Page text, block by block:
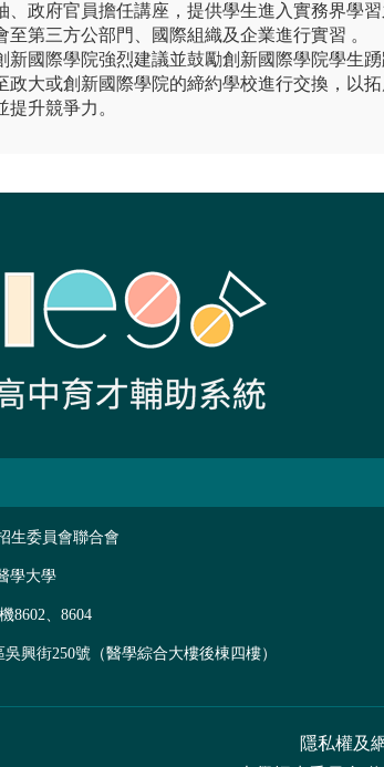
、政府官員擔任講座，提供學生進入實務界學
至第三方公部門、國際組織及企業進行實習 。
新國際學院強烈建議並鼓勵創新國際學院學生踴
政大或創新國際學院的締約學校進行交換，以
提升競爭力。
生委員會聯合會
學大學
8602、8604
興街250號（醫學綜合大樓後棟四樓）
隱私權及